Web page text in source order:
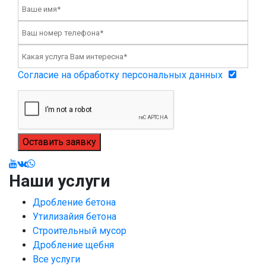
Согласие на обработку персональных данных
Оставить заявку
Наши услуги
Дробление бетона
Утилизайия бетона
Строительный мусор
Дробление щебня
Все услуги